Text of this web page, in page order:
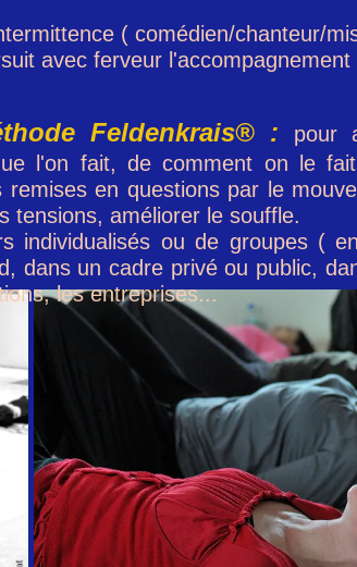
( comédien/chanteur/
avec ferveur
Feldenkrais® :
pour
l'on fait, de comment on le
remises en questions par le
tensions, améliorer le souffle.
individualisés ou de groupes (
dans un cadre privé ou public,
les entreprises...